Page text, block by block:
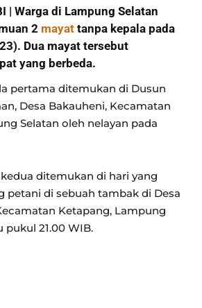
| Warga di Lampung Selatan
2 mayat tanpa kepala pada
Dua mayat tersebut
yang berbeda.
pertama ditemukan di Dusun
Desa Bakauheni, Kecamatan
Selatan oleh nelayan pada
ditemukan di hari yang
petani di sebuah tambak di Desa
Ketapang, Lampung
pukul 21.00 WIB.